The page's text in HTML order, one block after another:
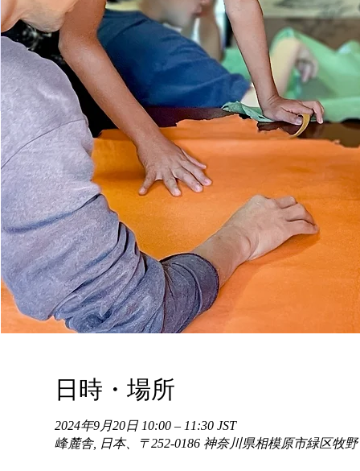
日時・場所
2024年9月20日 10:00 – 11:30 JST
峰麓舎, 日本、〒252-0186 神奈川県相模原市緑区牧